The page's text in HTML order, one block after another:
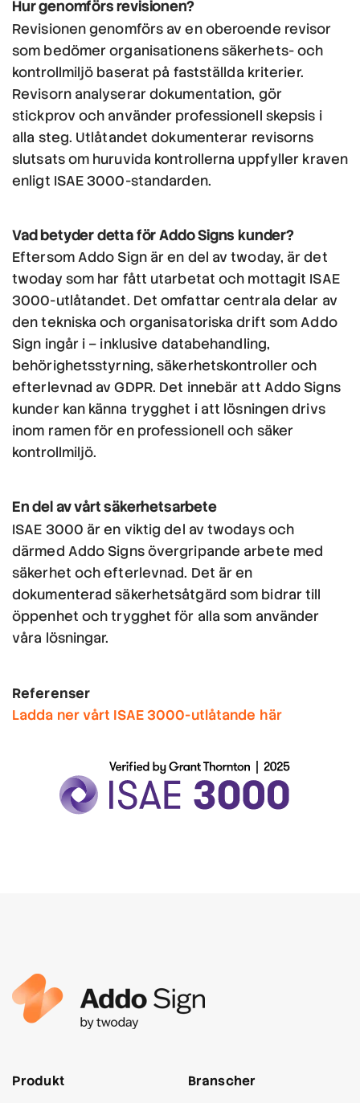
Hur genomförs revisionen?
Revisionen genomförs av en oberoende revisor
som bedömer organisationens säkerhets- och
kontrollmiljö baserat på fastställda kriterier.
Revisorn analyserar dokumentation, gör
stickprov och använder professionell skepsis i
alla steg. Utlåtandet dokumenterar revisorns
slutsats om huruvida kontrollerna uppfyller kraven
enligt ISAE 3000-standarden.
Vad betyder detta för Addo Signs kunder?
Eftersom Addo Sign är en del av twoday, är det
twoday som har fått utarbetat och mottagit ISAE
3000-utlåtandet. Det omfattar centrala delar av
den tekniska och organisatoriska drift som Addo
Sign ingår i – inklusive databehandling,
behörighetsstyrning, säkerhetskontroller och
efterlevnad av GDPR. Det innebär att Addo Signs
kunder kan känna trygghet i att lösningen drivs
inom ramen för en professionell och säker
kontrollmiljö.
En del av vårt säkerhetsarbete
ISAE 3000 är en viktig del av twodays och
därmed Addo Signs övergripande arbete med
säkerhet och efterlevnad. Det är en
dokumenterad säkerhetsåtgärd som bidrar till
öppenhet och trygghet för alla som använder
våra lösningar.
Referenser
Ladda ner vårt ISAE 3000-utlåtande här
Produkt
Branscher